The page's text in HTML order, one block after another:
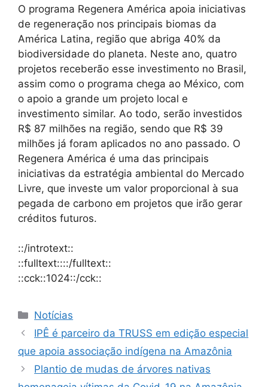
O programa Regenera América apoia iniciativas
de regeneração nos principais biomas da
América Latina, região que abriga 40% da
biodiversidade do planeta. Neste ano, quatro
projetos receberão esse investimento no Brasil,
assim como o programa chega ao México, com
o apoio a grande um projeto local e
investimento similar. Ao todo, serão investidos
R$ 87 milhões na região, sendo que R$ 39
milhões já foram aplicados no ano passado. O
Regenera América é uma das principais
iniciativas da estratégia ambiental do Mercado
Livre, que investe um valor proporcional à sua
pegada de carbono em projetos que irão gerar
créditos futuros.
::/introtext::
::fulltext::::/fulltext::
::cck::1024::/cck::
Notícias
IPÊ é parceiro da TRUSS em edição especial
que apoia associação indígena na Amazônia
Plantio de mudas de árvores nativas